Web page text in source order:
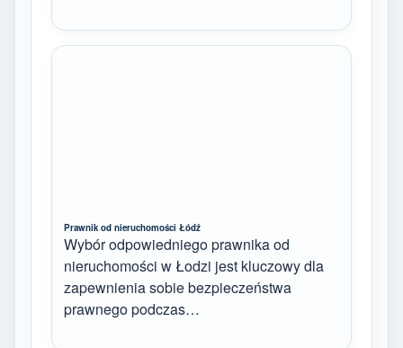
Prawnik od nieruchomości Łódź
Wybór odpowiedniego prawnika od
nieruchomości w Łodzi jest kluczowy dla
zapewnienia sobie bezpieczeństwa
prawnego podczas…